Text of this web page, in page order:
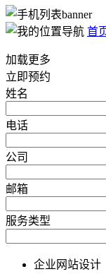
首
加载更多
立即预约
姓名
电话
公司
邮箱
服务类型
企业网站设计